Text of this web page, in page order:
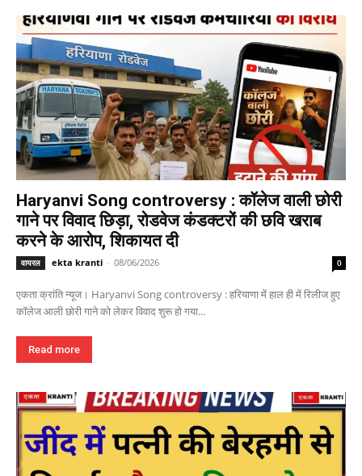
Haryanvi Song controversy : कॉलेज वाली छोरी
गाने पर विवाद छिड़ा, रोडवेज कंडक्टरों की छवि खराब
करने के आरोप, शिकायत दी
वायरल ekta kranti - 08/06/2026 0
एकता क्रांति न्यूज। Haryanvi Song controversy : हरियाणा में हाल ही में रिलीज हुए
कॉलेज आली छोरी गाने को लेकर विवाद शुरू हो गया...
Read more